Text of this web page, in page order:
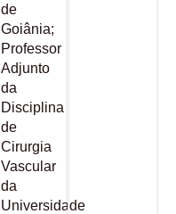
de
Goiânia;
Professor
Adjunto
da
Disciplina
de
Cirurgia
Vascular
da
Universidade